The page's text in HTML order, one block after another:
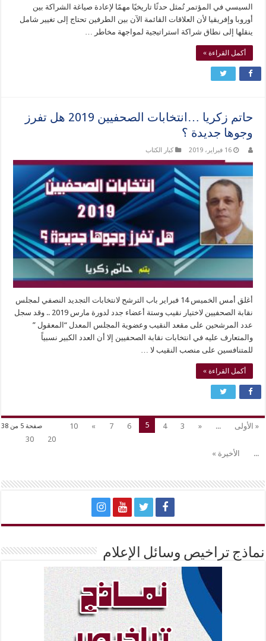
السيسي في المؤتمر تُمثل حدثًا تاريخيًا مهمًا لإعادة صياغة الشراكة بين
أوروبا وإفريقيا لأن العلاقات القائمة الآن بين الطرفين تحتاج إلى تغيير شامل
ينقلها إلى نطاق شراكة استراتيجية لمواجهة مخاطر …
أكمل القراءة »
حاتم زكريا …انتخابات الصحفيين 2019 هل تفرز
وجوها جديدة ؟
16 فبراير، 2019 كبار الكتاب
أغلق أمس الخميس 14 فبراير باب الترشح لانتخابات التجديد النصفي لمجلس
نقابة الصحفيين لاختيار نقيب وستة أعضاء جدد لدورة مارس 2019 .. وقد سجل
عدد المرشحين على مقعد النقيب وعضوية المجلس المعدل “المعقول ”
والمتعارف عليه في انتخابات نقابة الصحفيين إلا أن العدد الكبير نسبياً
للمتنافسين على منصب النقيب لا …
أكمل القراءة »
صفحة 5 من 38 « الأولى ...
«
3
4
5
6
7
»
10
20
30
...
الأخيرة »
نماذج تراخيص وسائل الإعلام